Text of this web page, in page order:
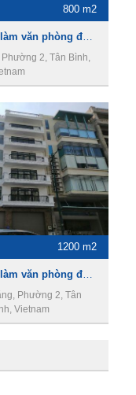
800 m2
2, Tân Bình,
1200 m2
Phường 2, Tân
Vietnam